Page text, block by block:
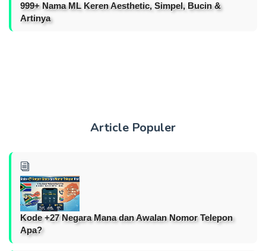
999+ Nama ML Keren Aesthetic, Simpel, Bucin &
Artinya
Article Populer
Kode +27 Negara Mana dan Awalan Nomor Telepon
Apa?